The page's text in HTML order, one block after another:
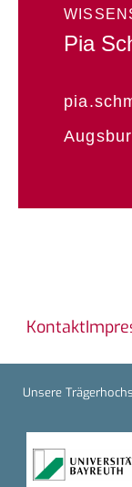
Pia
Unsere
Kontakt